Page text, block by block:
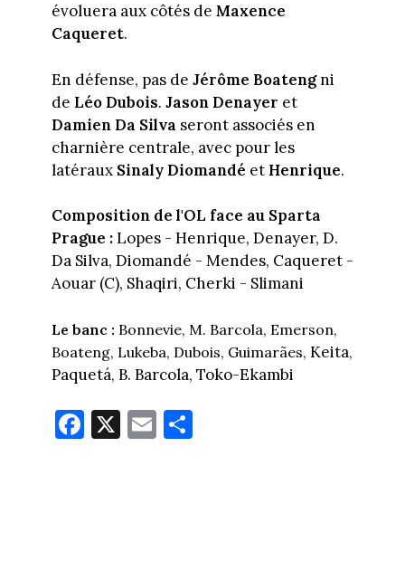
évoluera aux côtés de Maxence
Caqueret.
En défense, pas de Jérôme Boatengni
de Léo Dubois. Jason Denayer et
Damien Da Silva seront associés en
charnière centrale, avec pour les
latéraux Sinaly Diomandé et Henrique.
Composition de l'OL face au Sparta
Prague :Lopes - Henrique, Denayer, D.
Da Silva, Diomandé - Mendes, Caqueret -
Aouar (C), Shaqiri, Cherki - Slimani
Le banc : Bonnevie, M. Barcola, Emerson,
Boateng, Lukeba, Dubois, Guimarães, Keita,
Paquetá, B. Barcola, Toko-Ekambi
Fa
ce
X E
m
Pa